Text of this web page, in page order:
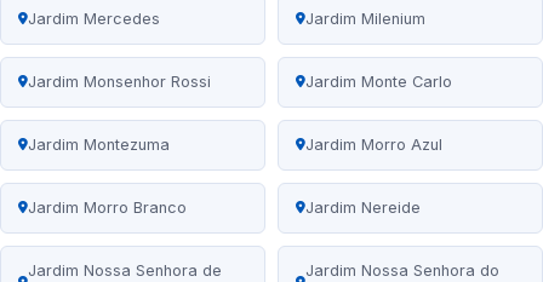
Jardim Mercedes Jardim Milenium
Jardim Monsenhor Rossi Jardim Monte Carlo
Jardim Montezuma Jardim Morro Azul
Jardim Morro Branco Jardim Nereide
Jardim Nossa Senhora de
Jardim Nossa Senhora do